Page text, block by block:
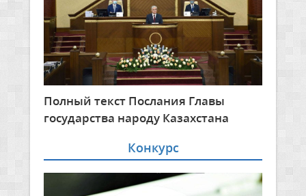
Полный текст Послания Главы
государства народу Казахстана
Конкурс